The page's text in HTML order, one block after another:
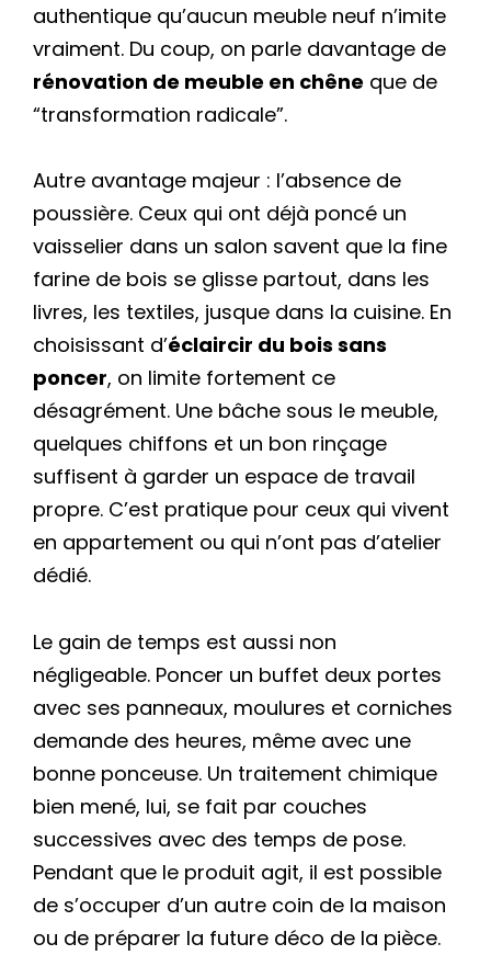
authentique qu’aucun meuble neuf n’imite
vraiment. Du coup, on parle davantage de
rénovation de meuble en chêne que de
“transformation radicale”.
Autre avantage majeur : l’absence de
poussière. Ceux qui ont déjà poncé un
vaisselier dans un salon savent que la fine
farine de bois se glisse partout, dans les
livres, les textiles, jusque dans la cuisine. En
choisissant d’éclaircir du bois sans
poncer, on limite fortement ce
désagrément. Une bâche sous le meuble,
quelques chiffons et un bon rinçage
suffisent à garder un espace de travail
propre. C’est pratique pour ceux qui vivent
en appartement ou qui n’ont pas d’atelier
dédié.
Le gain de temps est aussi non
négligeable. Poncer un buffet deux portes
avec ses panneaux, moulures et corniches
demande des heures, même avec une
bonne ponceuse. Un traitement chimique
bien mené, lui, se fait par couches
successives avec des temps de pose.
Pendant que le produit agit, il est possible
de s’occuper d’un autre coin de la maison
ou de préparer la future déco de la pièce.